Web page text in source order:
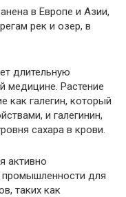
в Европе и Азии,
рек и озер, в
длительную
медицине. Растение
как галегин, который
и галегинин,
сахара в крови.
активно
промышленности для
таких как